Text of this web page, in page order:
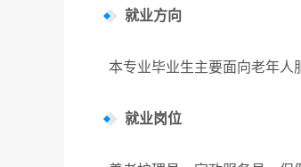
就业方向
本专业毕业生主要面向老年人
就业岗位